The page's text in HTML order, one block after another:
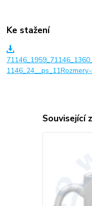
Ke stažení
Související